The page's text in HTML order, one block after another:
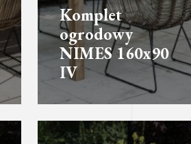
Komplet
ogrodowy
NIMES 160x90
IV